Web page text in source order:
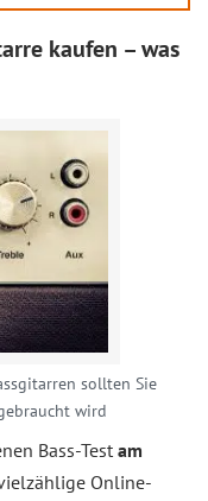
kaufen – was
sollten Sie
wird
Bass-Test am
Online-